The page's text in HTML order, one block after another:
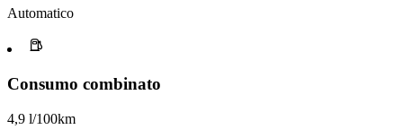
Automatico
Consumo combinato
4,9 l/100km